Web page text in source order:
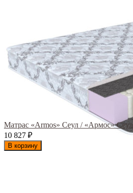
Матрас «Armos» Сеул / «Армос» Сеул
10 827 ₽
В корзину